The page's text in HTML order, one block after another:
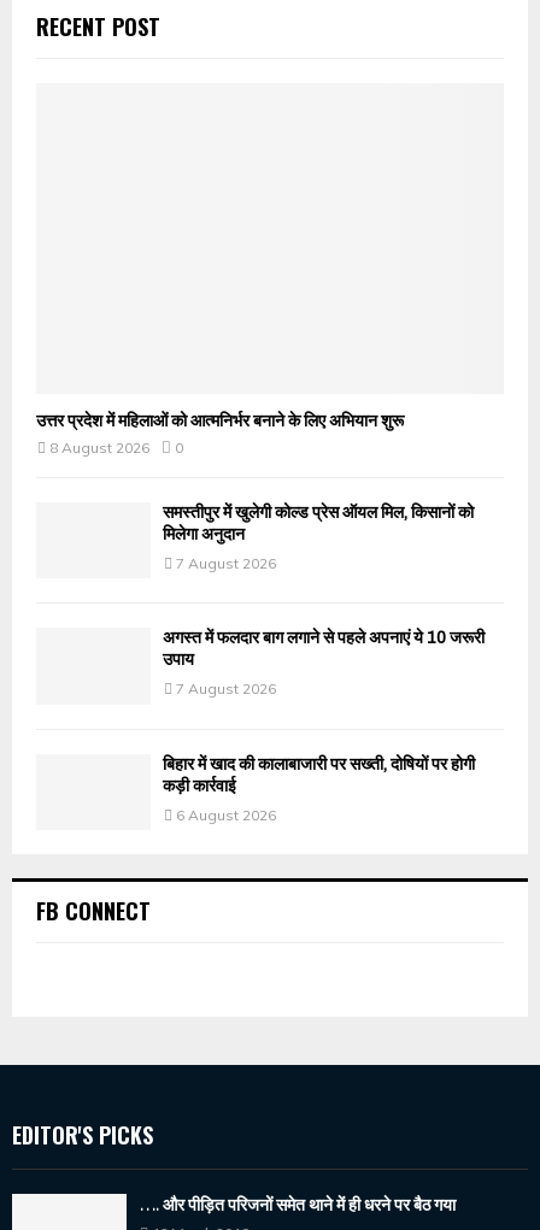
RECENT POST
उत्तर प्रदेश में महिलाओं को आत्मनिर्भर बनाने के लिए अभियान शुरू
8 August 2026
0
समस्तीपुर में खुलेगी कोल्ड प्रेस ऑयल मिल, किसानों को
मिलेगा अनुदान
7 August 2026
अगस्त में फलदार बाग लगाने से पहले अपनाएं ये 10 जरूरी
उपाय
7 August 2026
बिहार में खाद की कालाबाजारी पर सख्ती, दोषियों पर होगी
कड़ी कार्रवाई
6 August 2026
FB CONNECT
EDITOR'S PICKS
…. और पीड़ित परिजनों समेत थाने में ही धरने पर बैठ गया